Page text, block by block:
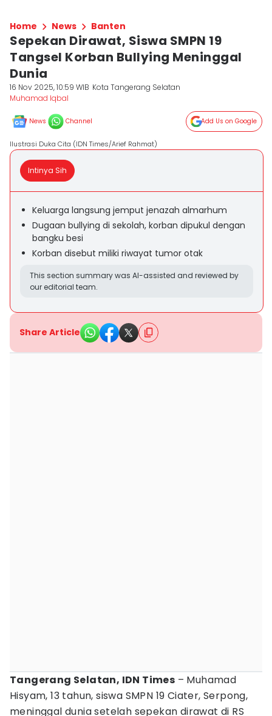
Home News Banten
Sepekan Dirawat, Siswa SMPN 19
Tangsel Korban Bullying Meninggal
Dunia
16 Nov 2025, 10:59 WIB Kota Tangerang Selatan
Muhamad Iqbal
News Channel Add Us on Google
Ilustrasi Duka Cita (IDN Times/Arief Rahmat)
Intinya Sih
Keluarga langsung jemput jenazah almarhum
Dugaan bullying di sekolah, korban dipukul dengan
bangku besi
Korban disebut miliki riwayat tumor otak
This section summary was AI-assisted and reviewed by
our editorial team.
Share Article
Tangerang Selatan, IDN Times – Muhamad
Hisyam, 13 tahun, siswa SMPN 19 Ciater, Serpong,
meninggal dunia setelah sepekan dirawat di RS